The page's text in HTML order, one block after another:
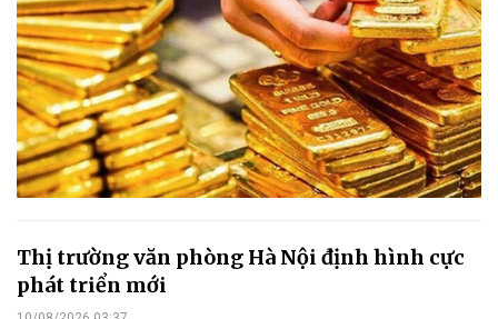
Thị trường văn phòng Hà Nội định hình cực
phát triển mới